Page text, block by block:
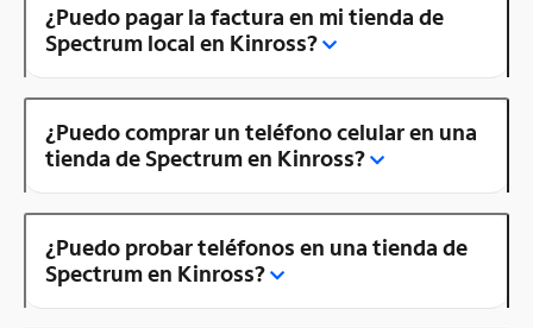
¿Puedo pagar la factura en mi tienda de
Spectrum local en Kinross?
¿Puedo comprar un teléfono celular en una
tienda de Spectrum en Kinross?
¿Puedo probar teléfonos en una tienda de
Spectrum en Kinross?